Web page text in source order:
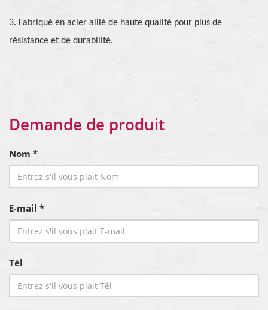
3. Fabriqué en acier allié de haute qualité pour plus de
résistance et de durabilité.
Demande de produit
Nom *
E-mail *
Tél